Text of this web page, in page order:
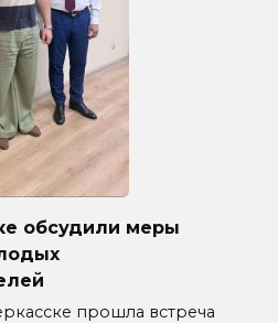
обсудили меры
прошла встреча